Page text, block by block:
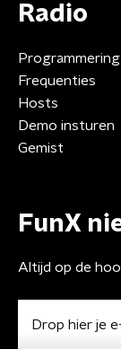
Radio
Programmering
Frequenties
Hosts
Demo insturen
Gemist
FunX
Altijd op de